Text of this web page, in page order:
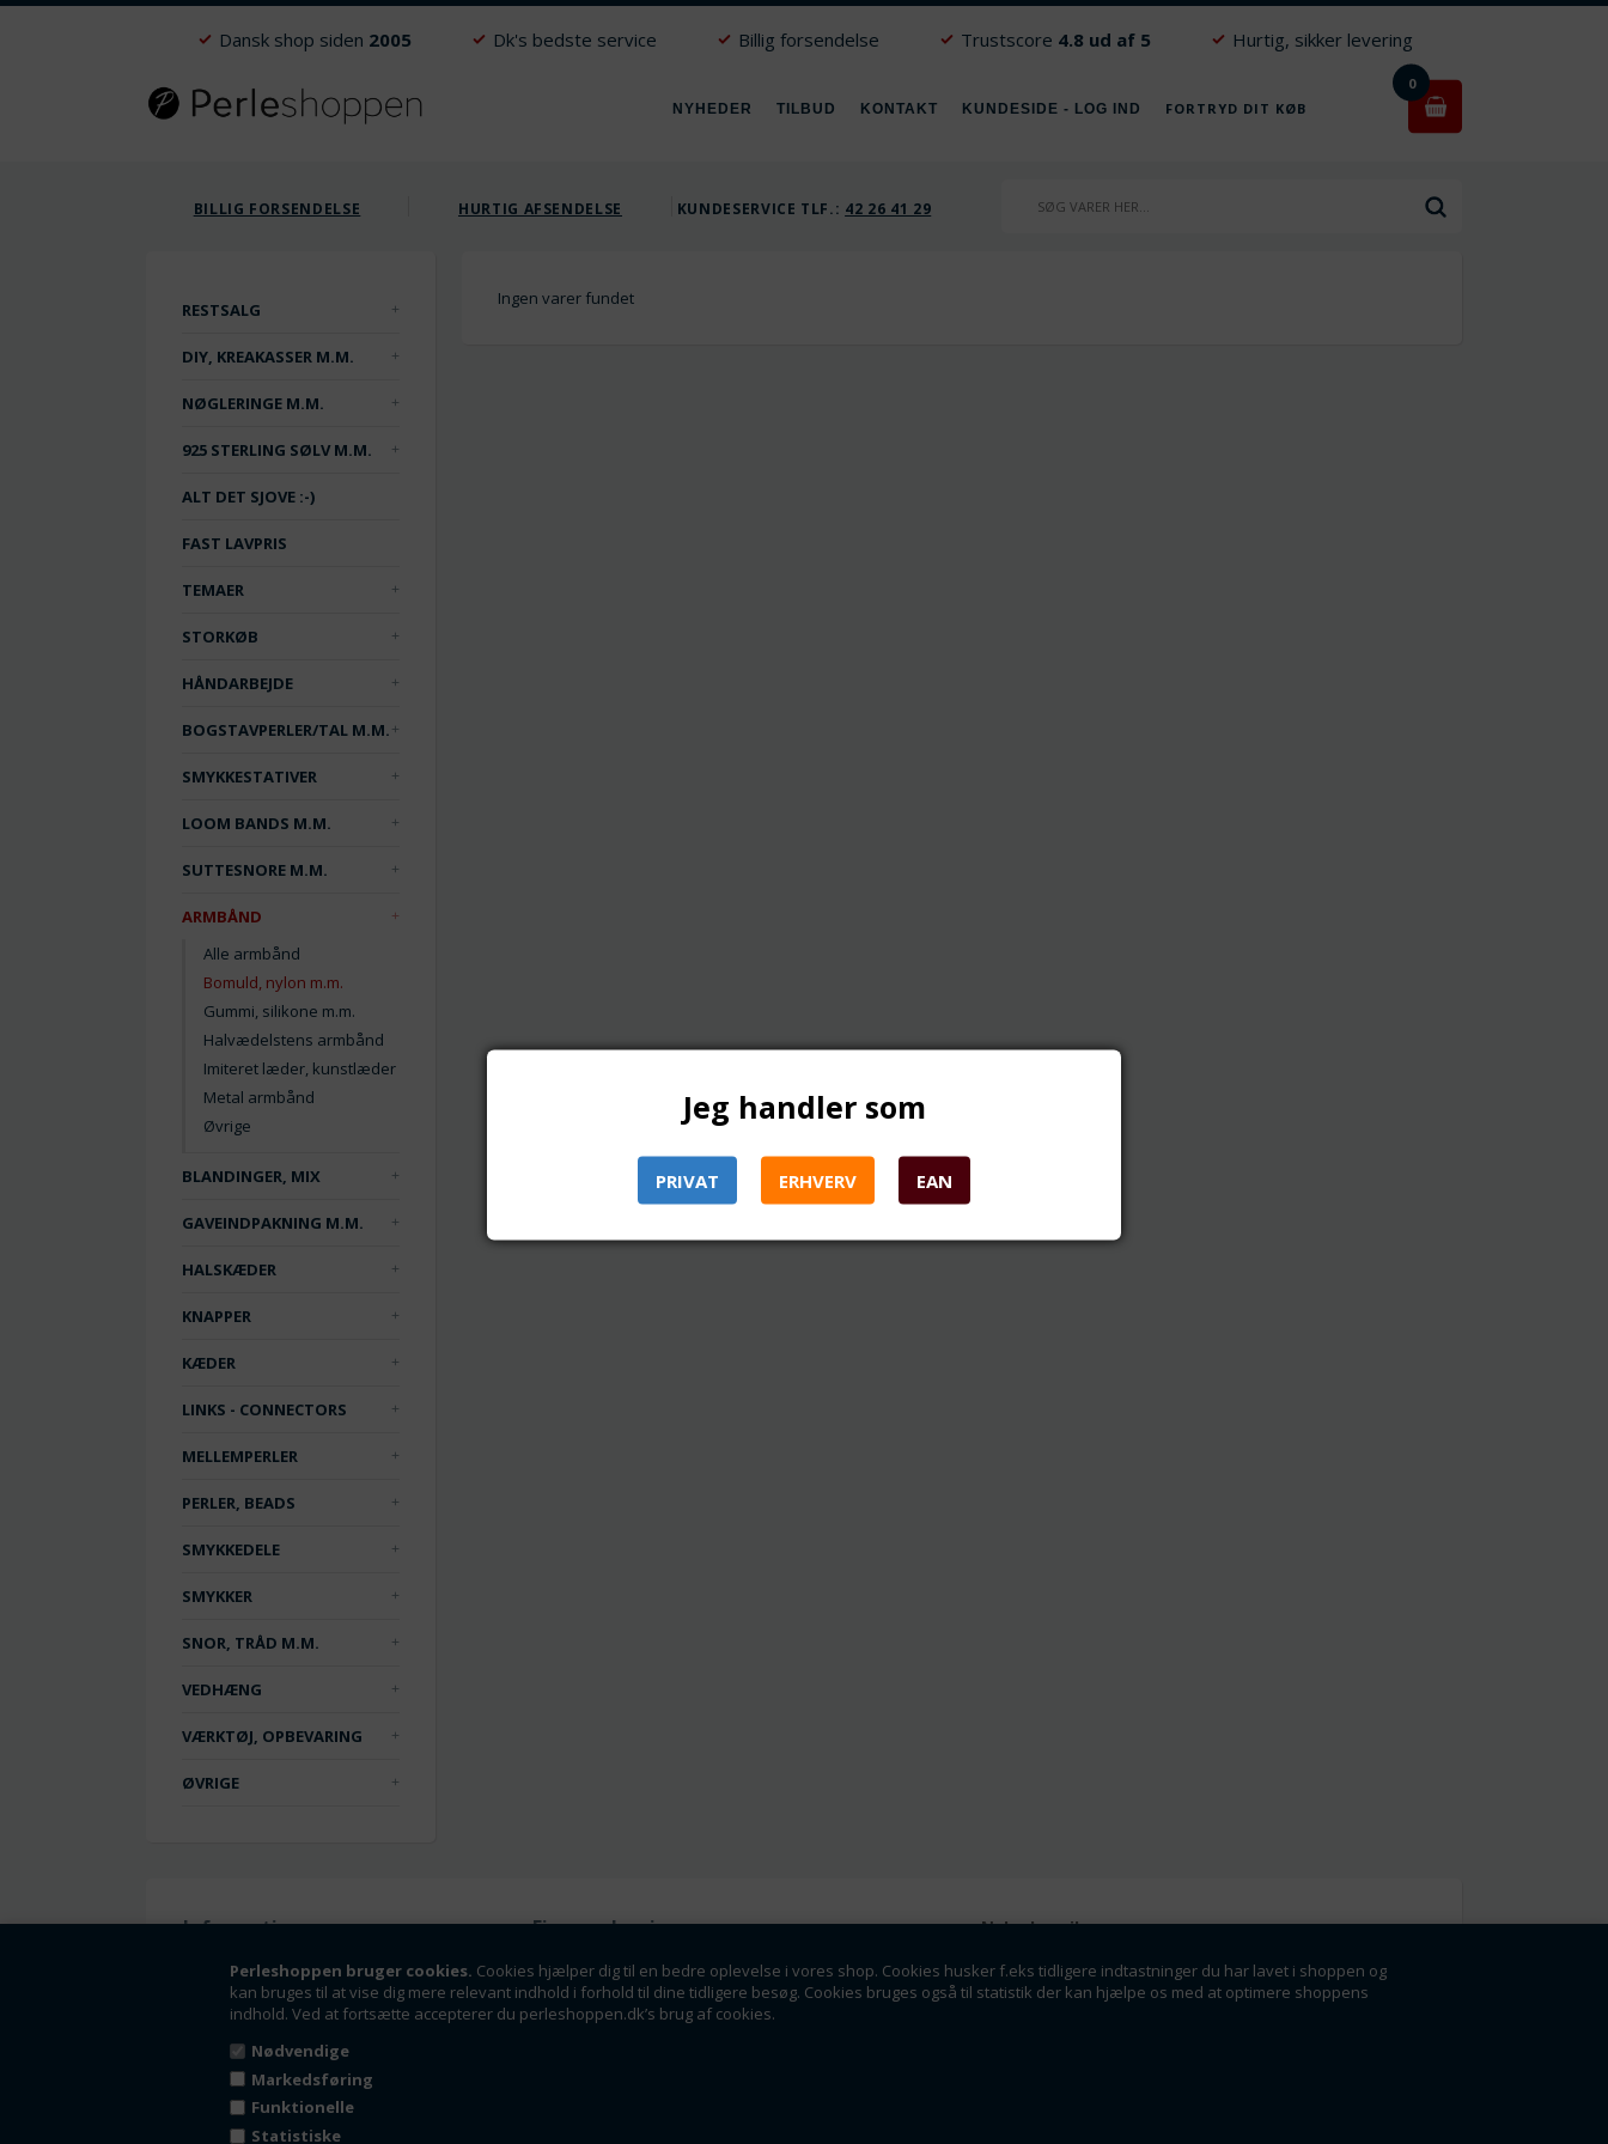
Perleshoppen bruger cookies. Cookies hjælper dig til en bedre oplevelse i vores shop. Cookies husker f.eks tidligere indtastninger du har lavet i shoppen og
kan bruges til at vise dig mere relevant indhold i forhold til dine tidligere besøg. Cookies bruges også til statistik der kan hjælpe os med at optimere shoppens
indhold. Ved at fortsætte accepterer du perleshoppen.dk’s brug af cookies.
Nødvendige
Markedsføring
Funktionelle
Statistiske
Dansk shop siden 2005 Dk's bedste service Billig forsendelse Trustscore 4.8 ud af 5 Hurtig, sikker levering
NYHEDER TILBUD KONTAKT KUNDESIDE - LOG IND FORTRYD DIT KØB
0
BILLIG FORSENDELSE HURTIG AFSENDELSE KUNDESERVICE TLF.: 42 26 41 29
RESTSALG
DIY, KREAKASSER M.M.
NØGLERINGE M.M.
925 STERLING SØLV M.M.
ALT DET SJOVE :-)
FAST LAVPRIS
TEMAER
STORKØB
HÅNDARBEJDE
BOGSTAVPERLER/TAL M.M.
SMYKKESTATIVER
LOOM BANDS M.M.
SUTTESNORE M.M.
ARMBÅND
Alle armbånd
Bomuld, nylon m.m.
Gummi, silikone m.m.
Halvædelstens armbånd
Imiteret læder, kunstlæder
Metal armbånd
Øvrige
BLANDINGER, MIX
GAVEINDPAKNING M.M.
HALSKÆDER
KNAPPER
KÆDER
LINKS - CONNECTORS
MELLEMPERLER
PERLER, BEADS
SMYKKEDELE
SMYKKER
SNOR, TRÅD M.M.
VEDHÆNG
VÆRKTØJ, OPBEVARING
ØVRIGE
Ingen varer fundet
Information
Handelsbetingelser
Fortrydelsesret
Nyheder
Firmaoplysninger
Perleshoppen ApS
Linde Allé 8
6400 Sønderborg
Nyhedsmail
Tilmeld dig vores nyhedsbrev og få rabatter og
tilbud som en af de første.
Jeg handler som
PRIVAT ERHVERV EAN